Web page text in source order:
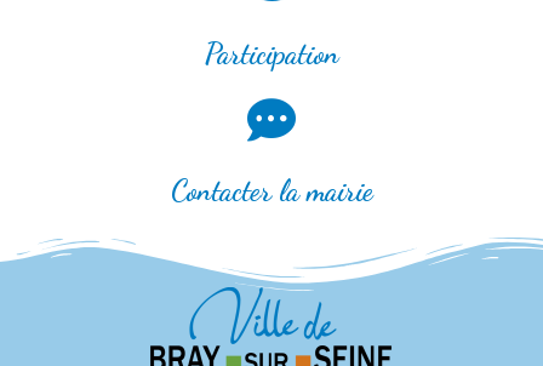
Participation
Contacter la mairie